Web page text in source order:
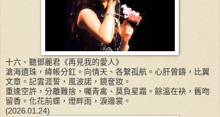
十六、聽鄧麗君《再見我的愛人》
滄海遺珠，絳帳分釭。向情天、各繫孤航。心肝曾鑄，比翼
文章。記雲涯誓，風波諾，鏡奩妝。
重逢空許，分離難捨，囑青禽、莫負星霜。餘溫在袂，舊吻
留香。化花前蝶，燈畔雨，淚邊裳。
(2026.01.24)